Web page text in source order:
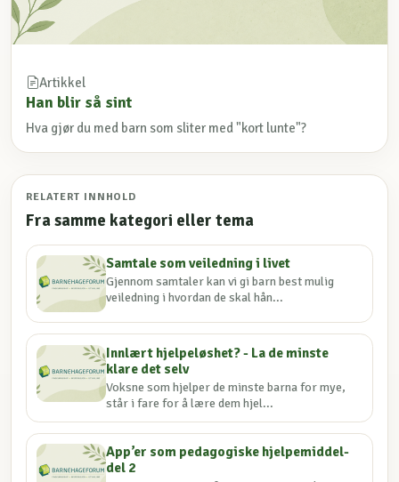
Artikkel
Han blir så sint
Hva gjør du med barn som sliter med "kort lunte"?
RELATERT INNHOLD
Fra samme kategori eller tema
Samtale som veiledning i livet
Gjennom samtaler kan vi gi barn best mulig
veiledning i hvordan de skal hån...
Innlært hjelpeløshet? - La de minste
klare det selv
Voksne som hjelper de minste barna for mye,
står i fare for å lære dem hjel...
App’er som pedagogiske hjelpemiddel-
del 2